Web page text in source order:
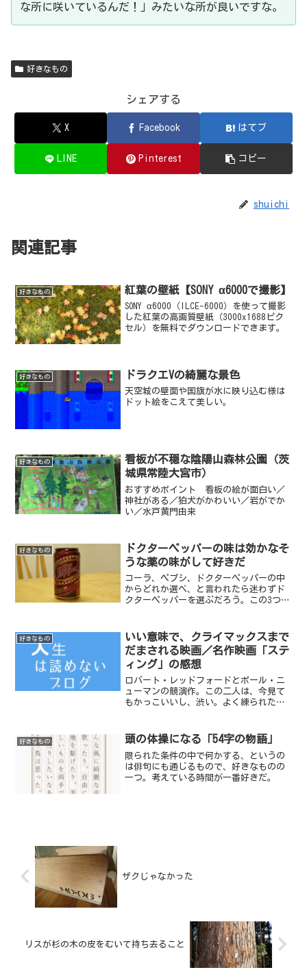
な所に咲いているんだ！」みたいな所が良いですな。
好きなもの
シェアする
X Facebook はてブ
LINE Pinterest コピー
shuichi
関連記事
好きなもの 紅葉の壁紙【SONY α6000で撮影】
SONY α6000（ILCE-6000）を使って撮影
した紅葉の高画質壁紙（3000x1688ピク
セル）を無料でダウンロードできます。
好きなもの ドラクエVの綺麗な景色
天空城の壁面や国旗が水に映り込む様は
ドット絵をこえて美しい。
好きなもの
看板が不穏な陰陽山森林公園（茨
城県常陸大宮市）
おすすめポイント 看板の絵が面白い／
神社がある／狛犬がかわいい／岩がでか
い／水戸黄門由来
好きなもの
ドクターペッパーの味は効かなそ
うな薬の味がして好きだ
コーラ、ペプシ、ドクターペッパーの中
からどれか選べ、と言われたら迷わずド
クターペッパーを選ぶだろう。この3つは
のような味がする。でもなぜかわたしは
この味が大好きだ。子供...
好きなもの
いい意味で、クライマックスまで
だまされる映画／名作映画「ステ
ィング」の感想
ロバート・レッドフォードとポール・ニ
ューマンの競演作。この二人は、今見て
もかっこいいし、渋い。よく練られた映
テン師役の競演の二人に最後の最後まで
騙される映画だ。「人を騙...
好きなもの 頭の体操になる「54字の物語」
限られた条件の中で何かする、というの
は俳句にも通じるもので、好きなものの
一つ。考えている時間が一番好きだ。
ザクじゃなかった
リスが杉の木の皮をむいて持ち去ること